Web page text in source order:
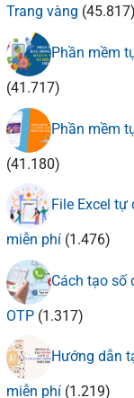
Trang vàng (45.817)
Phần mềm
(41.717)
Phần mềm
(41.180)
File Excel
miễn phí (1.476)
Cách tạo số
OTP (1.317)
Hướng dẫn
miễn phí (1.219)